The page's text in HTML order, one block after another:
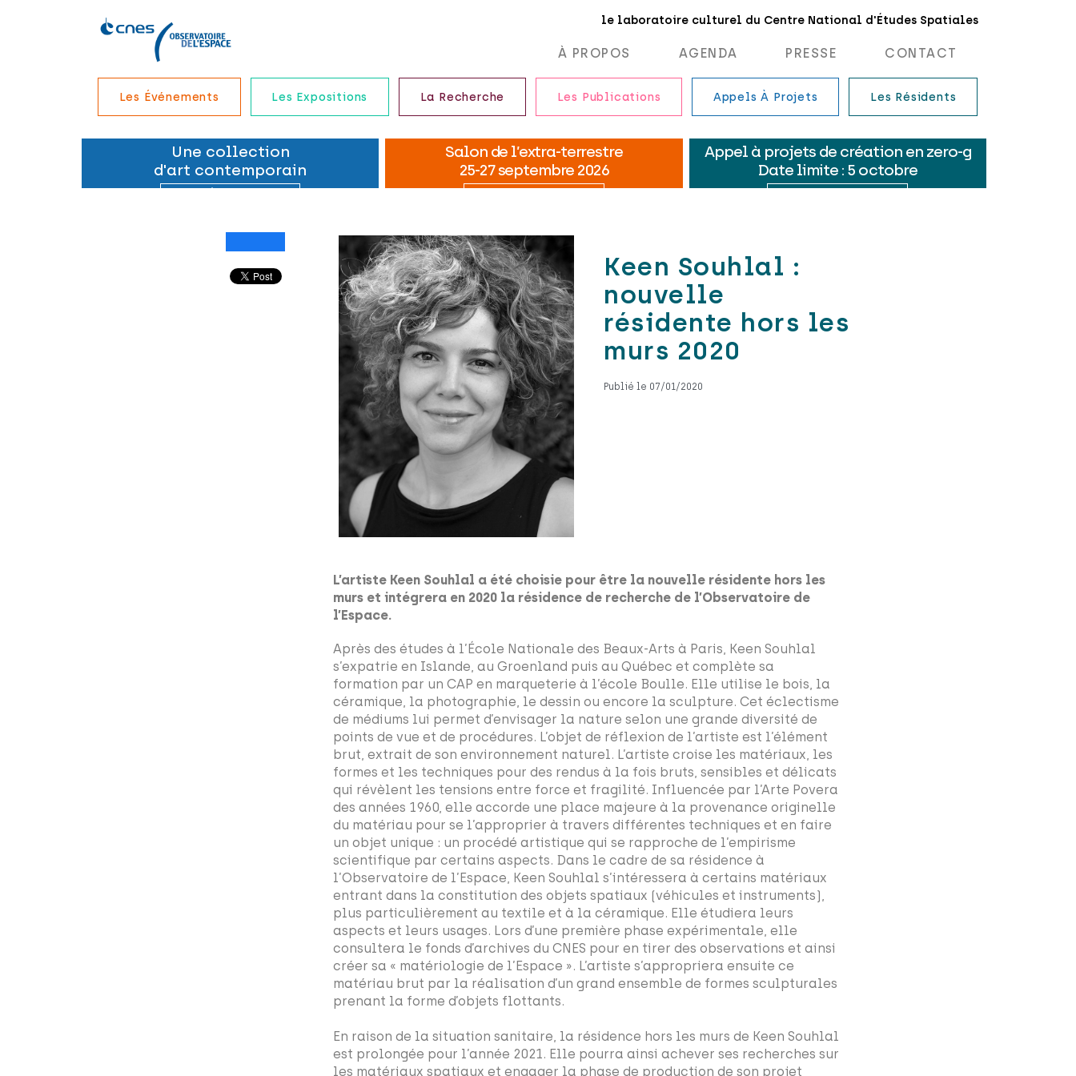
le laboratoire culturel du Centre National d'Études Spatiales
À PROPOS AGENDA PRESSE CONTACT
Les Événements Les Expositions La Recherche Les Publications Appels À Projets Les Résidents
Keen Souhlal :
nouvelle
résidente hors les
murs 2020
Publié le 07/01/2020
L’artiste Keen Souhlal a été choisie pour être la nouvelle résidente hors les
murs et intégrera en 2020 la résidence de recherche de l’Observatoire de
l’Espace.
Après des études à l’École Nationale des Beaux-Arts à Paris, Keen Souhlal
s’expatrie en Islande, au Groenland puis au Québec et complète sa
formation par un CAP en marqueterie à l’école Boulle. Elle utilise le bois, la
céramique, la photographie, le dessin ou encore la sculpture. Cet éclectisme
de médiums lui permet d’envisager la nature selon une grande diversité de
points de vue et de procédures. L’objet de réflexion de l’artiste est l’élément
brut, extrait de son environnement naturel. L’artiste croise les matériaux, les
formes et les techniques pour des rendus à la fois bruts, sensibles et délicats
qui révèlent les tensions entre force et fragilité. Influencée par l’Arte Povera
des années 1960, elle accorde une place majeure à la provenance originelle
du matériau pour se l’approprier à travers différentes techniques et en faire
un objet unique : un procédé artistique qui se rapproche de l’empirisme
scientifique par certains aspects. Dans le cadre de sa résidence à
l’Observatoire de l’Espace, Keen Souhlal s’intéressera à certains matériaux
entrant dans la constitution des objets spatiaux (véhicules et instruments),
plus particulièrement au textile et à la céramique. Elle étudiera leurs
aspects et leurs usages. Lors d’une première phase expérimentale, elle
consultera le fonds d’archives du CNES pour en tirer des observations et ainsi
créer sa « matériologie de l’Espace ». L’artiste s’appropriera ensuite ce
matériau brut par la réalisation d’un grand ensemble de formes sculpturales
prenant la forme d’objets flottants.
En raison de la situation sanitaire, la résidence hors les murs de Keen Souhlal
est prolongée pour l’année 2021. Elle pourra ainsi achever ses recherches sur
les matériaux spatiaux et engager la phase de production de son projet